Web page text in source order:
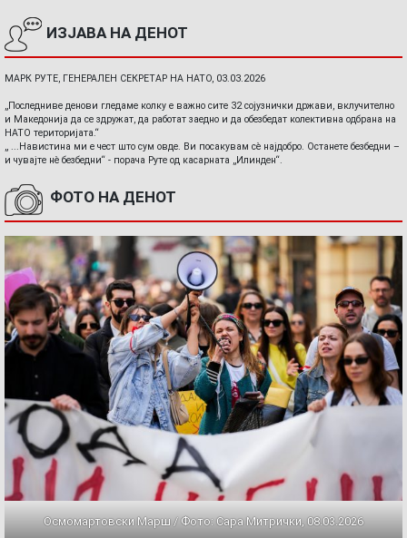
ИЗЈАВА НА ДЕНОТ
МАРК РУТЕ, ГЕНЕРАЛЕН СЕКРЕТАР НА НАТО, 03.03.2026
„Последниве денови гледаме колку е важно сите 32 сојузнички држави, вклучително
и Македонија да се здружат, да работат заедно и да обезбедат колективна одбрана на
НАТО територијата.“
„ ...Навистина ми е чест што сум овде. Ви посакувам сè најдобро. Останете безбедни –
и чувајте нè безбедни“ - порача Руте од касарната „Илинден“.
ФОТО НА ДЕНОТ
Осмомартовски Марш / Фото: Сара Митрички, 08.03.2026